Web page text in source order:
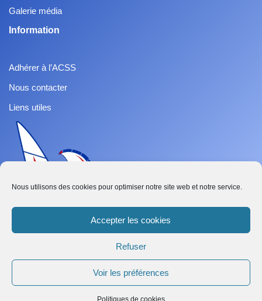
Nous utilisons des cookies pour optimiser notre site web et notre service.
Accepter les cookies
Refuser
Voir les préférences
Politiques de cookies
Galerie média
Information
Adhérer à l’ACSS
Nous contacter
Liens utiles
Abonnez-vous